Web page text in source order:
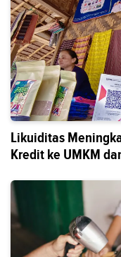
Likuiditas
Kredit ke UMKM